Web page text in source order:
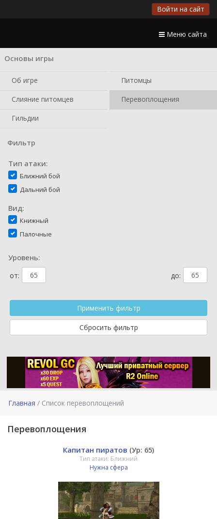
Войти на сайт
Меню сайта
Основы игры
Об игре Питомцы
Слияние питомцев Перевоплощения
Гильдии
Фильтр
Тип атаки:
Ближний бой
Дальний бой
Вид:
Книжный
Палочные
Уровень:
от: до:
Главная Список перевоплощений
Перевоплощения
Капитан пиратов (Ур: 65)
Тип атаки: Ближний
Нужна сфера